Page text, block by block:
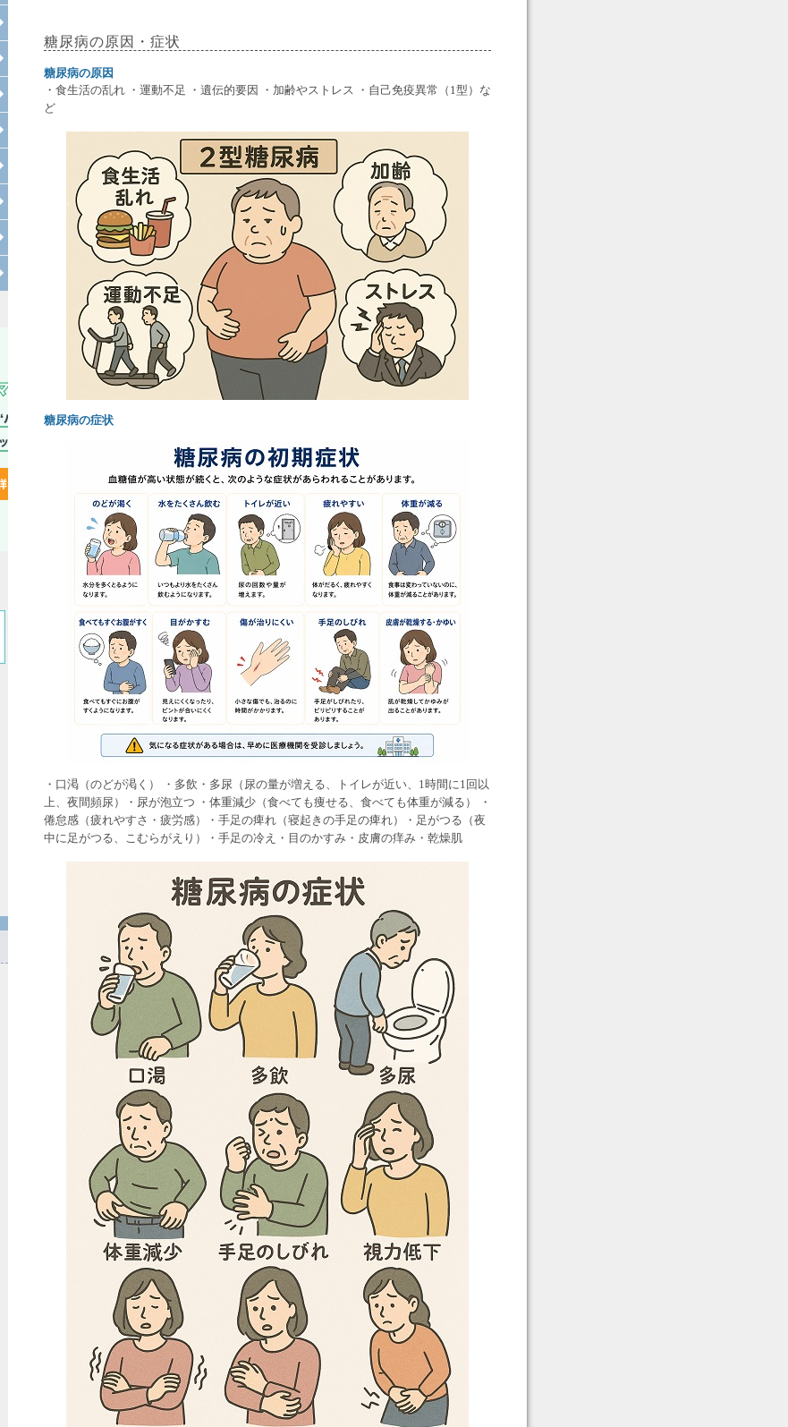
いつも通り食べても痩せる・急に
体重が減少する原因・病気
食べてもすぐにお腹がすく原因・
倦怠感やだるさが取れない原因と
慢性腎臓病について
透析医療について
心臓病について
心臓リハビリテーションについて
枝豆って糖尿病予防に役立つ？
糖尿病の人はお酒の飲みすぎにご
糖尿病の原因・症状
糖尿病の原因
・食生活の乱れ ・運動不足 ・遺伝的要因 ・加齢やストレス ・自己免疫異常（1型）な
ど
糖尿病の症状
・口渇（のどが渇く） ・多飲・多尿（尿の量が増える、トイレが近い、1時間に1回以
上、夜間頻尿）・尿が泡立つ ・体重減少（食べても痩せる、食べても体重が減る） ・
倦怠感（疲れやすさ・疲労感）・手足の痺れ（寝起きの手足の痺れ）・足がつる（夜
中に足がつる、こむらがえり）・手足の冷え・目のかすみ・皮膚の痒み・乾燥肌